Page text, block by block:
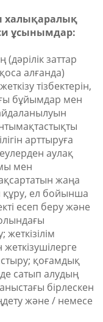
халықаралық
ұсынымдар:
заттар
алғанда)
тізбектерін,
бұйымдар мен
арттыруға
аулақ
мен
жаңа
құру, ел бойынша
есеп беру және
жеткізушілерге
қоғамдық
сатып алудың
бірлескен
және / немесе